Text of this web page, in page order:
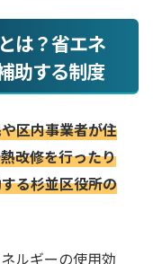
は？省エネ
助する制度
区内事業者が住
改修を行ったり
る杉並区役所の
ルギーの使用効